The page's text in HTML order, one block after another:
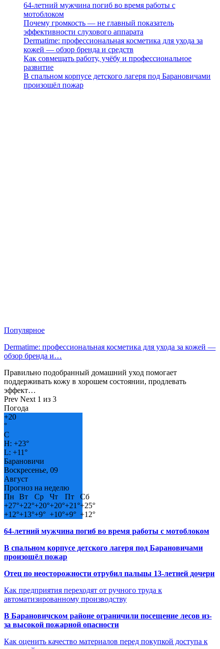
64-летний мужчина погиб во время работы с
мотоблоком
Почему громкость — не главный показатель
эффективности слухового аппарата
Dermatime: профессиональная косметика для ухода за
кожей — обзор бренда и средств
Как совмещать работу, учёбу и профессиональное
развитие
В спальном корпусе детского лагеря под Барановичами
произошёл пожар
Популярное
Dermatime: профессиональная косметика для ухода за кожей —
обзор бренда и…
Правильно подобранный домашний уход помогает
поддерживать кожу в хорошем состоянии, продлевать
эффект…
Prev Next 1 из 3
Погода
+20
°
C
H: +23°
L: +11°
Барановичи
Воскресенье, 09
Август
Прогноз на неделю
Пн
Вт Ср Чт Пт
Сб
+27°+22°+20°+20°+21°+25°
+12°+13°+9° +10°+9° +12°
64-летний мужчина погиб во время работы с мотоблоком
В спальном корпусе детского лагеря под Барановичами
произошёл пожар
Отец по неосторожности отрубил пальцы 13-летней дочери
Как предприятия переходят от ручного труда к
автоматизированному производству
В Барановичском районе ограничили посещение лесов из-
за высокой пожарной опасности
Как оценить качество материалов перед покупкой доступа к